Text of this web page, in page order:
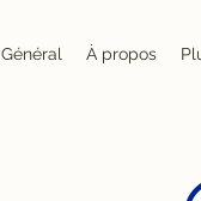
Général À propos